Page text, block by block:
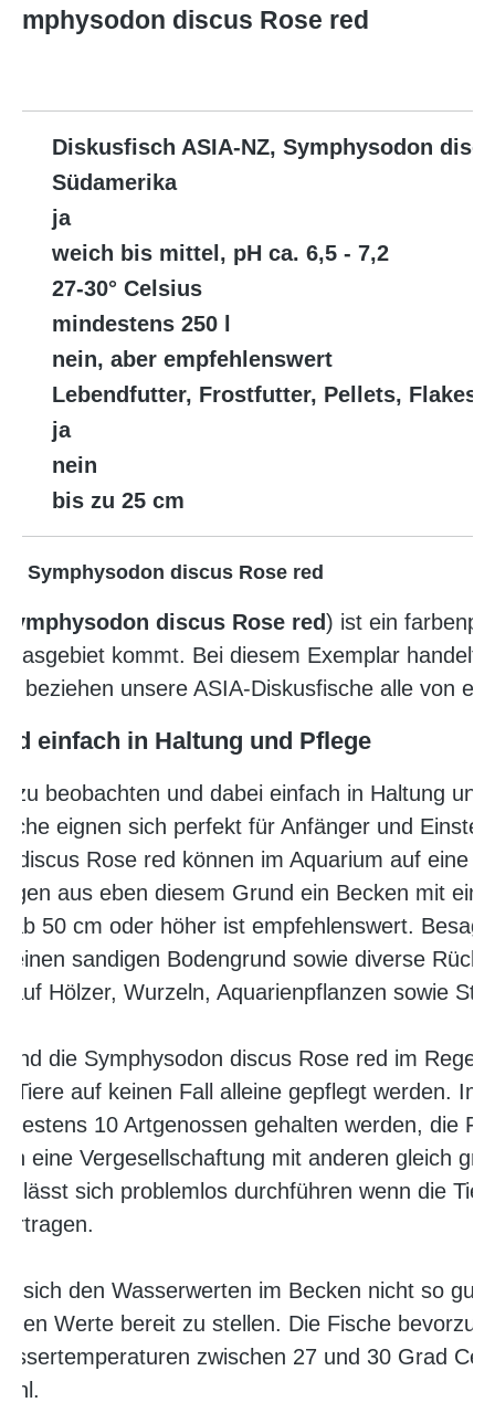
discus Rose red
Diskusfisch ASIA-NZ, Symphysodon
Südamerika
ja
weich bis mittel, pH ca. 6,5 - 7,2
27-30° Celsius
mindestens 250 l
nein, aber empfehlenswert
Lebendfutter, Frostfutter, Pellets, Flakes
ja
nein
bis zu 25 cm
Symphysodon discus Rose red
Symphysodon discus Rose red) ist ein
kommt. Bei diesem Exemplar handelt
beziehen unsere ASIA-Diskusfische alle von
einfach in Haltung und Pflege
zu beobachten und dabei einfach in Haltung
eignen sich perfekt für Anfänger und
discus Rose red können im Aquarium auf eine
aus eben diesem Grund ein Becken mit
ab 50 cm oder höher ist empfehlenswert.
einen sandigen Bodengrund sowie diverse
auf Hölzer, Wurzeln, Aquarienpflanzen sowie
die Symphysodon discus Rose red im
Tiere auf keinen Fall alleine gepflegt werden. Im
10 Artgenossen gehalten werden, die
eine Vergesellschaftung mit anderen gleich
lässt sich problemlos durchführen wenn die
sich den Wasserwerten im Becken nicht so gut
Werte bereit zu stellen. Die Fische
zwischen 27 und 30 Grad